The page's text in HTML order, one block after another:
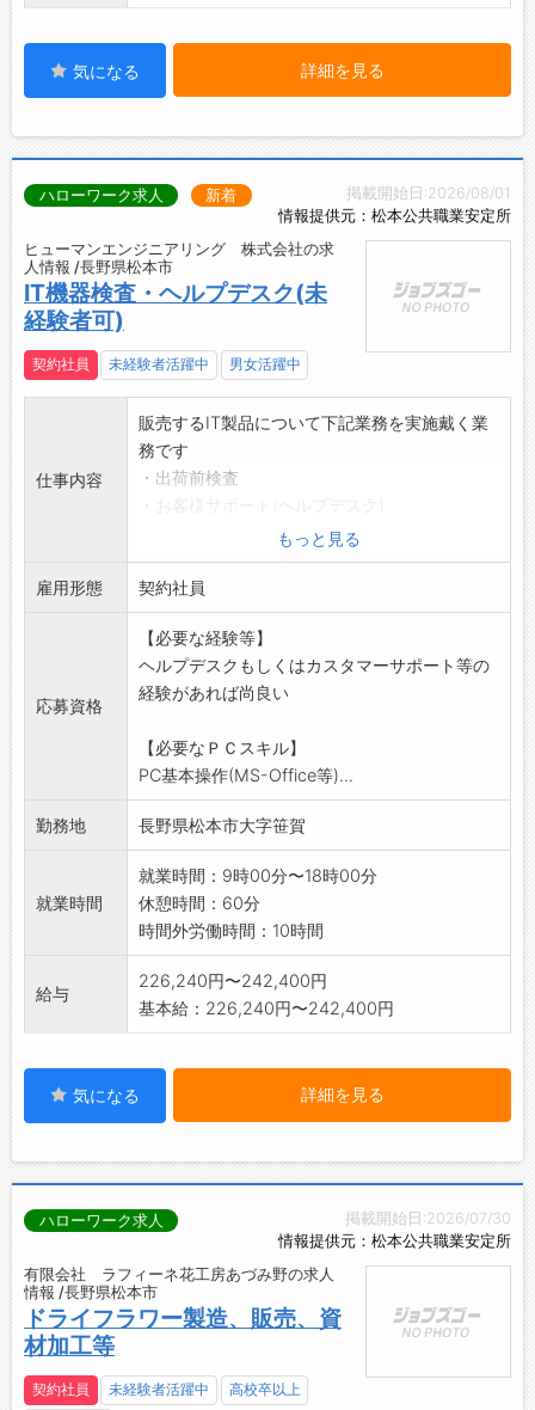
おり、近年の巣籠り需要もうけ、今後ますます
の成長が期待できます。
2023年にはエレコム㈱のグループ会社の一員
ェッショナルテクノロジーとオンリーワンテク
ノロジーで「美と健康」を追及するという
Visionのもと、世の中に新しい価値を提案して
気になる 詳細を見る
掲載開始日:2026/08/01
情報提供元：松本公共職業安定所
ハローワーク求人 新着
ヒューマンエンジニアリング 株式会社の求
人情報 /長野県松本市
IT機器検査・ヘルプデスク(未
経験者可)
契約社員 未経験者活躍中 男女活躍中
仕事内容
販売するIT製品について下記業務を実施戴く業
務です
・出荷前検査
・お客様向け技術提案
・不具合解析、修理
パソコン関連の基礎知識や興味がある方に適し
た業務です
OJTのレクチャー等で未経験の方も安心してス
タートできます
長期に継続してキャリアアップできる業務です
20～30代の方が活躍するフレッシュな職場で
す
*応募の場合は、ハローワークの紹介状をお持ち
ください。
もっと見る
雇用形態 契約社員
応募資格
【必要な経験等】
ヘルプデスクもしくはカスタマーサポート等の
経験があれば尚良い
【必要なＰＣスキル】
PC基本操作(MS-Office等)...
勤務地 長野県松本市大字笹賀
就業時間
就業時間：9時00分〜18時00分
休憩時間：60分
時間外労働時間：10時間
給与
226,240円〜242,400円
基本給：226,240円〜242,400円
気になる 詳細を見る
掲載開始日:2026/07/30
情報提供元：松本公共職業安定所
ハローワーク求人
有限会社 ラフィーネ花工房あづみ野の求人
情報 /長野県松本市
ドライフラワー製造、販売、資
材加工等
契約社員 未経験者活躍中 高校卒以上